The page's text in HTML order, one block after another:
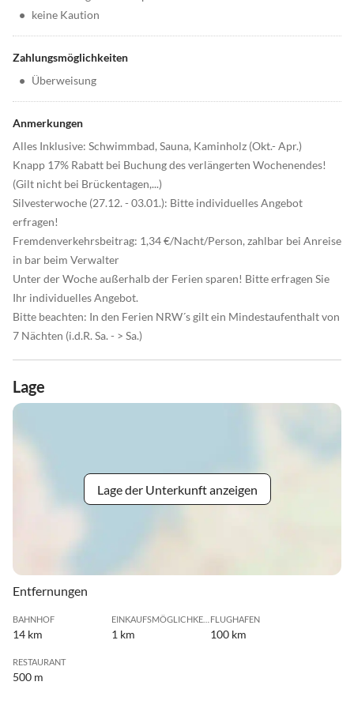
• keine Kaution
Zahlungsmöglichkeiten
• Überweisung
Anmerkungen
Alles Inklusive: Schwimmbad, Sauna, Kaminholz (Okt.- Apr.)
Knapp 17% Rabatt bei Buchung des verlängerten Wochenendes!
(Gilt nicht bei Brückentagen,...)
Silvesterwoche (27.12. - 03.01.): Bitte individuelles Angebot
erfragen!
Fremdenverkehrsbeitrag: 1,34 €/Nacht/Person, zahlbar bei Anreise
in bar beim Verwalter
Unter der Woche außerhalb der Ferien sparen! Bitte erfragen Sie
Ihr individuelles Angebot.
Bitte beachten: In den Ferien NRW´s gilt ein Mindestaufenthalt von
7 Nächten (i.d.R. Sa. - > Sa.)
Lage
Lage der Unterkunft anzeigen
Entfernungen
BAHNHOF
14 km
EINKAUFSMÖGLICHKEIT
1 km
FLUGHAFEN
100 km
RESTAURANT
500 m